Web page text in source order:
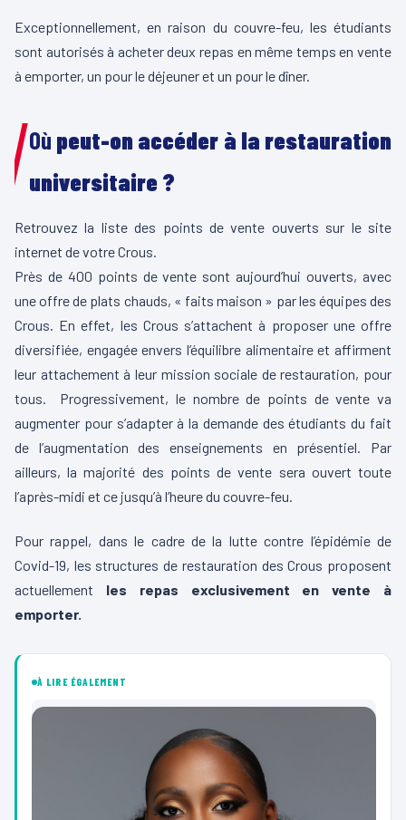
Exceptionnellement, en raison du couvre-feu, les étudiants
sont autorisés à acheter deux repas en même temps en vente
à emporter, un pour le déjeuner et un pour le dîner.
Où peut-on accéder à la restauration
universitaire ?
Retrouvez la liste des points de vente ouverts sur le site
internet de votre Crous.
Près de 400 points de vente sont aujourd’hui ouverts, avec
une offre de plats chauds, « faits maison » par les équipes des
Crous. En effet, les Crous s’attachent à proposer une offre
diversifiée, engagée envers l’équilibre alimentaire et affirment
leur attachement à leur mission sociale de restauration, pour
tous. Progressivement, le nombre de points de vente va
augmenter pour s’adapter à la demande des étudiants du fait
de l’augmentation des enseignements en présentiel. Par
ailleurs, la majorité des points de vente sera ouvert toute
l’après-midi et ce jusqu’à l’heure du couvre-feu.
Pour rappel, dans le cadre de la lutte contre l’épidémie de
Covid-19, les structures de restauration des Crous proposent
actuellement les repas exclusivement en vente à
emporter.
À LIRE ÉGALEMENT